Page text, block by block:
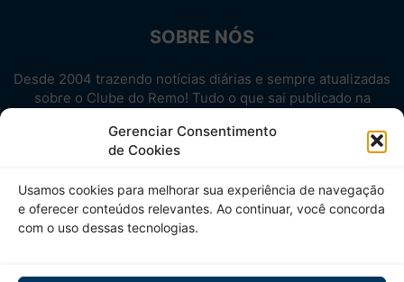
Gerenciar Consentimento
de Cookies
Usamos cookies para melhorar sua experiência de navegação
e oferecer conteúdos relevantes. Ao continuar, você concorda
com o uso dessas tecnologias.
SOBRE NÓS
Desde 2004 trazendo notícias diárias e sempre atualizadas
sobre o Clube do Remo! Tudo o que sai publicado na
Aproveite! Site não-oficial.
SIGA-NOS